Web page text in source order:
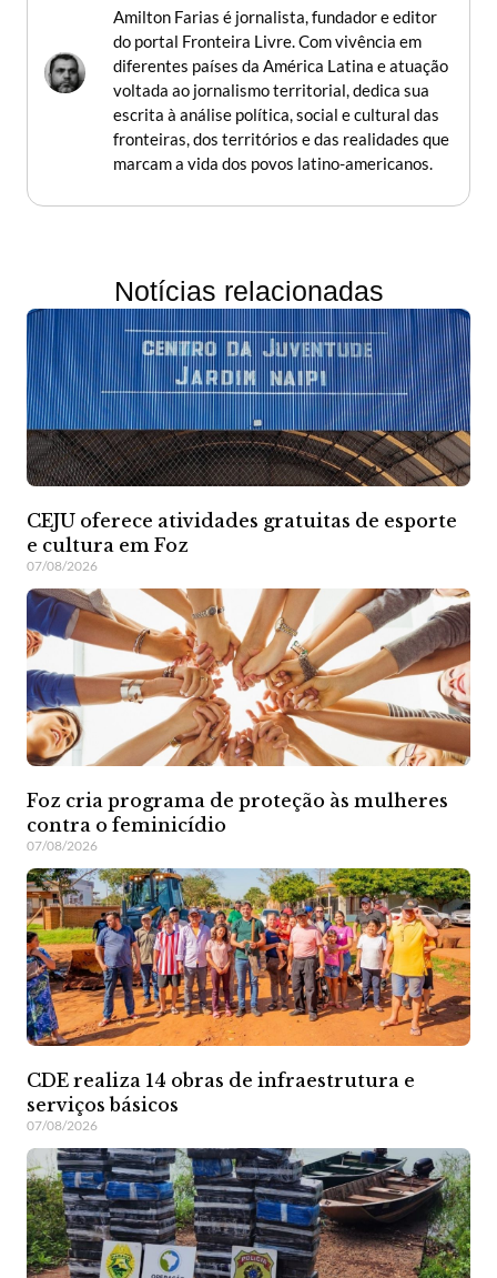
Amilton Farias é jornalista, fundador e editor
do portal Fronteira Livre. Com vivência em
diferentes países da América Latina e atuação
voltada ao jornalismo territorial, dedica sua
escrita à análise política, social e cultural das
fronteiras, dos territórios e das realidades que
marcam a vida dos povos latino-americanos.
Notícias relacionadas
CEJU oferece atividades gratuitas de esporte
e cultura em Foz
07/08/2026
Foz cria programa de proteção às mulheres
contra o feminicídio
07/08/2026
CDE realiza 14 obras de infraestrutura e
serviços básicos
07/08/2026